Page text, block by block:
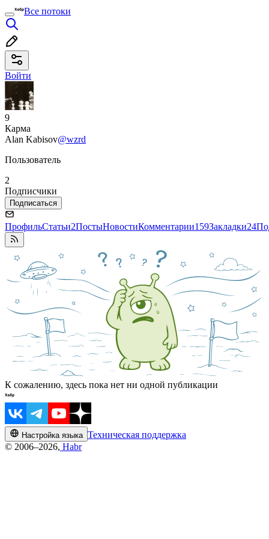
Все потоки
Войти
9
Карма
Alan Kabisov@wzrd
Пользователь
2
Подписчики
Подписаться
ПрофильСтатьи2ПостыНовостиКомментарии159Закладки24
К сожалению, здесь пока нет ни одной публикации
Настройка языка Техническая поддержка
© 2006–2026, Habr